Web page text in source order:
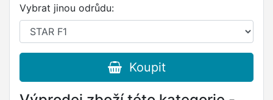
Vybrat jinou odrůdu:
Koupit